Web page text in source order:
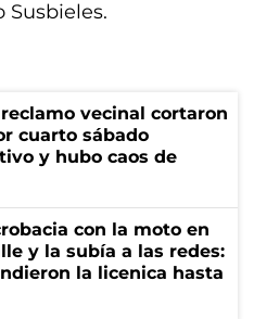
vecinal cortaron
cuarto sábado
y hubo caos de
con la moto en
y la subía a las redes:
la licenica hasta